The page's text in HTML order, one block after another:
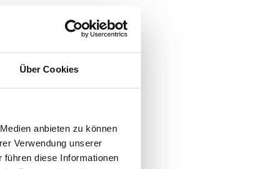
Über Cookies
anbieten zu können
Verwendung unserer
diese Informationen
mehr als eine schöne
die produktiv arbeiten